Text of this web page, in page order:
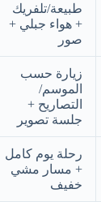
طبيعة/تلفريك
+ هواء جبلي +
صور
زيارة حسب
الموسم/
التصاريح +
جلسة تصوير
رحلة يوم كامل
+ مسار مشي
خفيف